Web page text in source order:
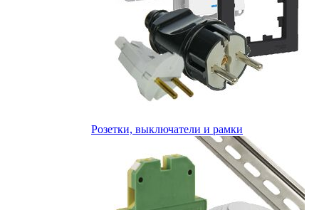
Розетки, выключатели и рамки